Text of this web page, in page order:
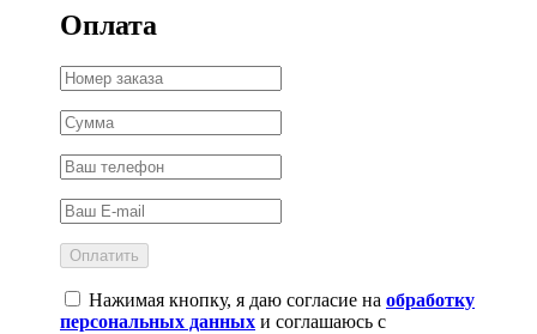
Оплата
Оплатить
Нажимая кнопку, я даю согласие на обработку
персональных данных и соглашаюсь с